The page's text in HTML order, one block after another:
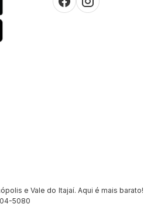
e Vale do Itajaí. Aqui é mais barato!
5080